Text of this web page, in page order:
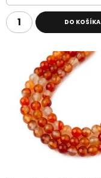
DO KOŠÍKA